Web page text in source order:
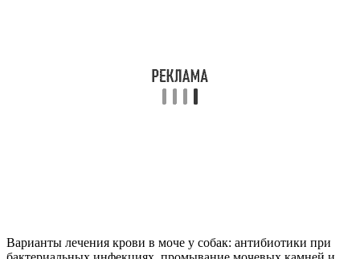
Варианты лечения крови в моче у собак: антибиотики при